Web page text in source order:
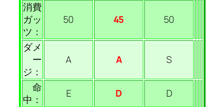
消費
ガッ
ツ：
50 45 50
ダメ
ー
ジ：
A A S
命
中：
E D
D